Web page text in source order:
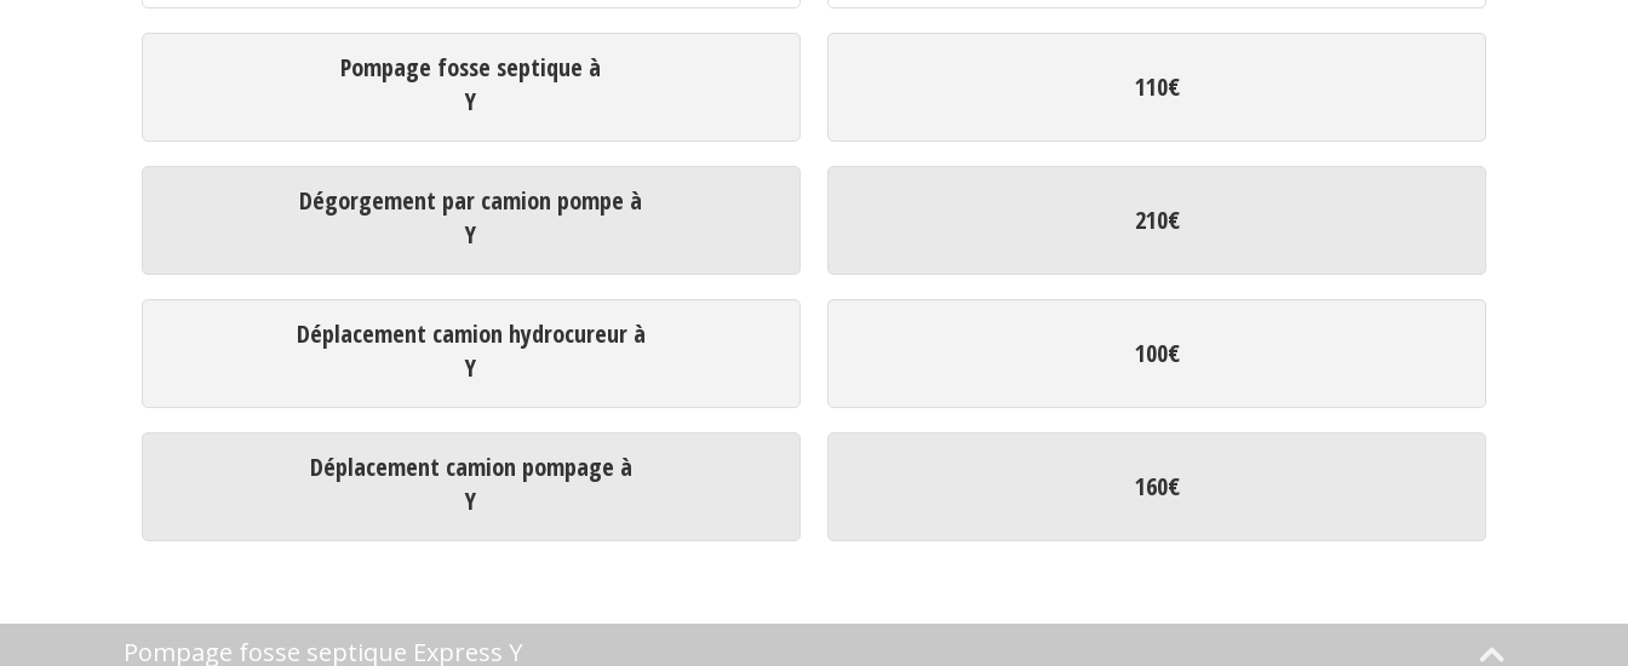
Pompage fosse septique à
Y
110€
Dégorgement par camion pompe à
Y
210€
Déplacement camion hydrocureur à
Y
100€
Déplacement camion pompage à
Y
160€
Pompage fosse septique Express Y